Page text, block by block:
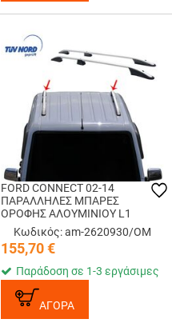
FORD CONNECT 02-14
ΠΑΡΑΛΛΗΛΕΣ ΜΠΑΡΕΣ
ΟΡΟΦΗΣ ΑΛΟΥΜΙΝΙΟΥ L1
ΑΣΗΜΙ
Κωδικός: am-2620930/OM
155,70€
Παράδοση σε 1-3 εργάσιμες
ΑΓΟΡΑ